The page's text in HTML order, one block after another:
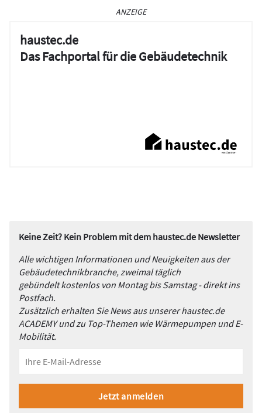
ANZEIGE
haustec.de
Das Fachportal für die Gebäudetechnik
Keine Zeit? Kein Problem mit dem haustec.de Newsletter
Alle wichtigen Informationen und Neuigkeiten aus der
Gebäudetechnikbranche, zweimal täglich
gebündelt kostenlos von Montag bis Samstag - direkt ins
Postfach.
Zusätzlich erhalten Sie News aus unserer haustec.de
ACADEMY und zu Top-Themen wie Wärmepumpen und E-
Mobilität.